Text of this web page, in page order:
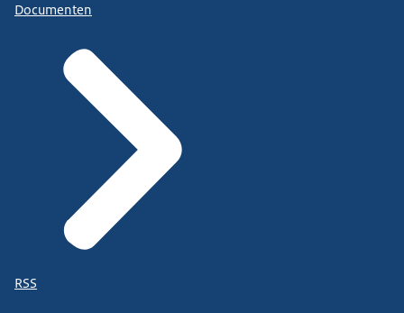
Documenten
RSS